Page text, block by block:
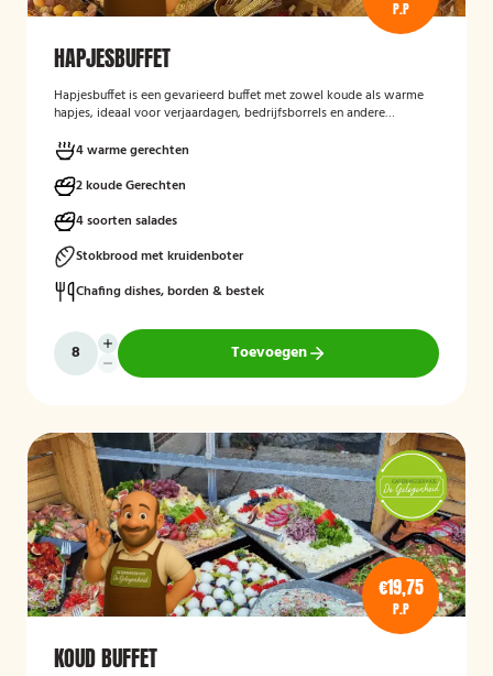
P.P
HAPJESBUFFET
Hapjesbuffet is een gevarieerd buffet met zowel koude als warme
hapjes, ideaal voor verjaardagen, bedrijfsborrels en andere
smaakvolle manier om gasten te laten genieten van verschillende
kleine gerechten, zonder een traditioneel diner te serveren.
4 warme gerechten
2 koude Gerechten
4 soorten salades
Stokbrood met kruidenboter
Chafing dishes, borden & bestek
Toevoegen
€19,75
P.P
KOUD BUFFET